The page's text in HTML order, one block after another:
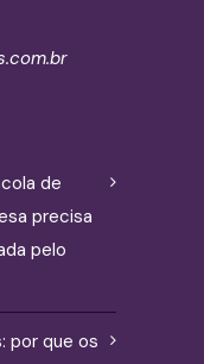
de
precisa
pelo
por que os